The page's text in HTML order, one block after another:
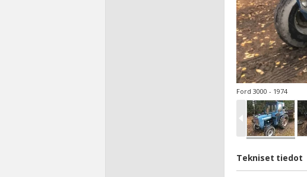
Ford 3000 - 1974
Tekniset tiedot